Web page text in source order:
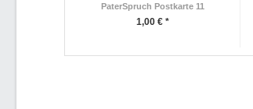
PaterSpruch Postkarte 11
1,00 € *